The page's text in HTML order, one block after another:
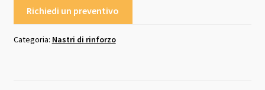
Richiedi un preventivo
Categoria: Nastri di rinforzo